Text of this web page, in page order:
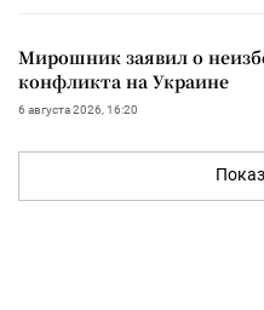
Мирошник заявил о
конфликта на Украине
6 августа 2026, 16:20